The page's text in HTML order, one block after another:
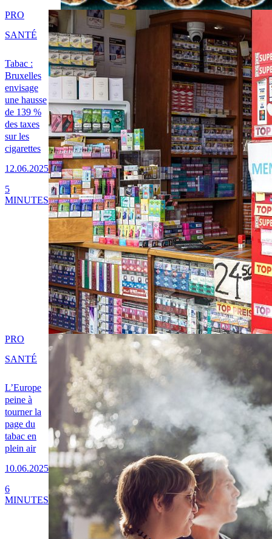
Tabac :
Bruxelles
envisage
une hausse
de 139 %
des taxes
sur les
cigarettes
12.06.2025
PRO
SANTÉ
5
MINUTES
L’Europe
peine à
tourner la
page du
tabac en
plein air
10.06.2025
PRO
SANTÉ
6
MINUTES